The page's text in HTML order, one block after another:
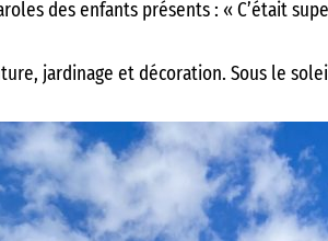
des enfants présents : « C’était
jardinage et décoration. Sous le